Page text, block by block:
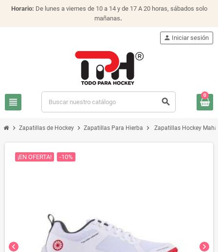
Horario: De lunes a viernes de 10 a 14 y de 17 A 20 horas, sábados solo
mañanas.
view_headline search
person Iniciar sesión
0
chevron_right Zapatillas de Hockey chevron_right Zapatillas Para Hierba chevron_right Zapatillas Hockey
chevron_left chevron_right
¡EN OFERTA! -10%